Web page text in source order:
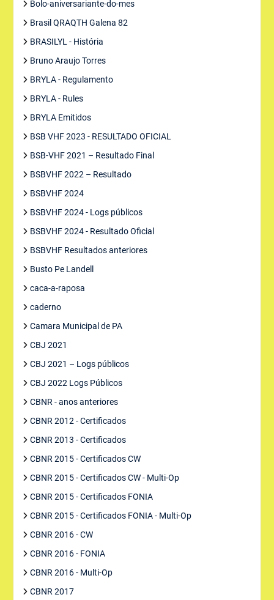
Bolo-aniversariante-do-mes
Brasil QRAQTH Galena 82
BRASILYL - História
Bruno Araujo Torres
BRYLA - Regulamento
BRYLA - Rules
BRYLA Emitidos
BSB VHF 2023 - RESULTADO OFICIAL
BSB-VHF 2021 – Resultado Final
BSBVHF 2022 – Resultado
BSBVHF 2024
BSBVHF 2024 - Logs públicos
BSBVHF 2024 - Resultado Oficial
BSBVHF Resultados anteriores
Busto Pe Landell
caca-a-raposa
caderno
Camara Municipal de PA
CBJ 2021
CBJ 2021 – Logs públicos
CBJ 2022 Logs Públicos
CBNR - anos anteriores
CBNR 2012 - Certificados
CBNR 2013 - Certificados
CBNR 2015 - Certificados CW
CBNR 2015 - Certificados CW - Multi-Op
CBNR 2015 - Certificados FONIA
CBNR 2015 - Certificados FONIA - Multi-Op
CBNR 2016 - CW
CBNR 2016 - FONIA
CBNR 2016 - Multi-Op
CBNR 2017